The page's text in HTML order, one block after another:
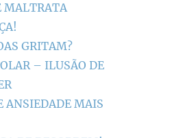
MALTRATA
GRITAM?
– ILUSÃO DE
ANSIEDADE MAIS